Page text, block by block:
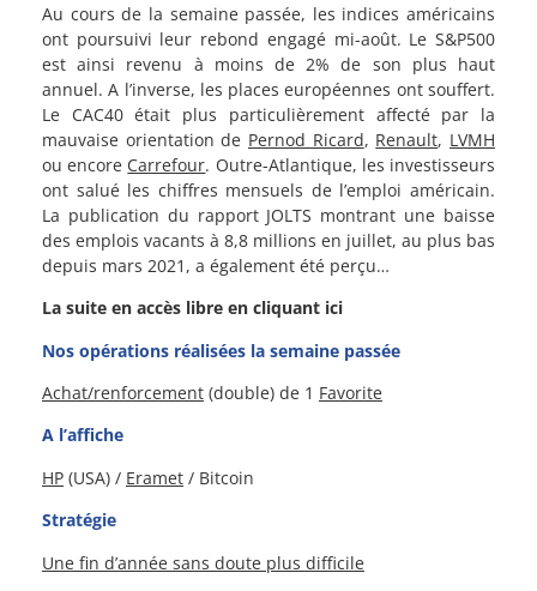
Au cours de la semaine passée, les indices américains
ont poursuivi leur rebond engagé mi-août. Le S&P500
est ainsi revenu à moins de 2% de son plus haut
annuel. A l’inverse, les places européennes ont souffert.
Le CAC40 était plus particulièrement affecté par la
mauvaise orientation de Pernod Ricard, Renault, LVMH
ou encore Carrefour. Outre-Atlantique, les investisseurs
ont salué les chiffres mensuels de l’emploi américain.
La publication du rapport JOLTS montrant une baisse
des emplois vacants à 8,8 millions en juillet, au plus bas
depuis mars 2021, a également été perçu…
La suite en accès libre en cliquant ici
Nos opérations réalisées la semaine passée
Achat/renforcement (double) de 1 Favorite
A l’affiche
HP (USA) / Eramet / Bitcoin
Stratégie
Une fin d’année sans doute plus difficile